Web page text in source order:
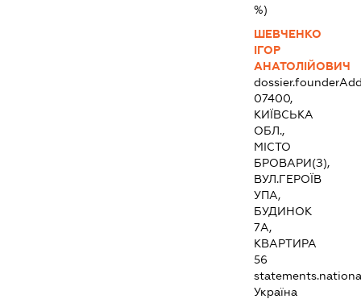
%)
ШЕВЧЕНКО
ІГОР
АНАТОЛІЙОВИЧ
07400,
КИЇВСЬКА
ОБЛ.,
МІСТО
БРОВАРИ(З),
ВУЛ.ГЕРОЇВ
УПА,
БУДИНОК
7А,
КВАРТИРА
56
Україна